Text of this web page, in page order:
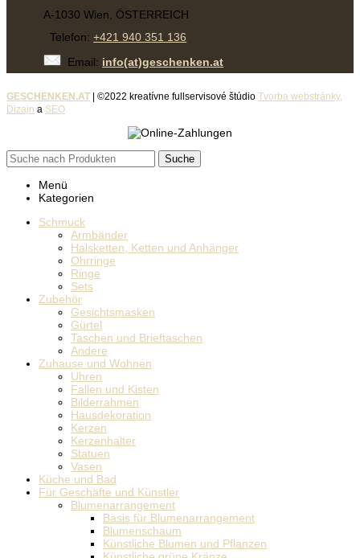
A-1030 Wien, ÖSTERREICH
Telefon:+421 940 351 136
Email: info(at)geschenken.at
GESCHENKEN.AT | ©2022 kreatívne fullservisové štúdio Tvorba webstránky,
Dizajn a SEO
Suche
Menü
Kategorien
Schmuck
Armbänder
Halsketten, Ketten und Anhänger
Ohrringe
Ringe
Sets
Zubehör
Gesichtsmasken
Gürtel
Taschen und Brieftaschen
Andere
Zuhause und Wohnen
Uhren
Fallen und Kisten
Bilderrahmen
Hausdekoration
Kerzen
Kerzenhalter
Statuen
Vasen
Küche und Bad
Für Geschäfte und Künstler
Blumenarrangement
Basis für Blumenarrangement
Blumenschaum
Künstliche Blumen und Pflanzen